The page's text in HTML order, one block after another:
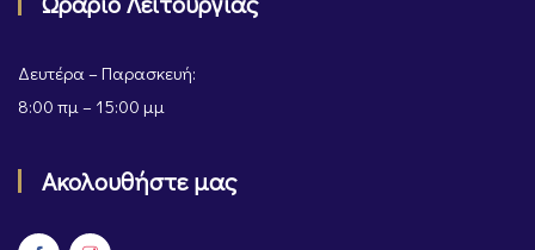
Δευτέρα – Παρασκευή:
8:00 πμ – 15:00 μμ
Ακολουθήστε μας